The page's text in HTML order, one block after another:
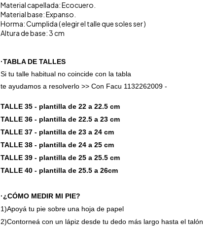
Material capellada: Ecocuero.
Material base: Expanso.
Horma: Cumplida ( elegir el talle que soles ser )
Altura de base: 3 cm
·TABLA DE TALLES
Si tu talle habitual no coincide con la tabla
te ayudamos a resolverlo >> Con Facu 1132262009 -
TALLE 35 - plantilla de 22 a 22.5 cm
TALLE 36 - plantilla de 22.5 a 23 cm
TALLE 37 - plantilla de 23 a 24 cm
TALLE 38 - plantilla de 24 a 25 cm
TALLE 39 - plantilla de 25 a 25.5 cm
TALLE 40 - plantilla de 25.5 a 26cm
·¿CÓMO MEDIR MI PIE?
1)Apoyá tu pie sobre una hoja de papel
2)Contorneá con un lápiz desde tu dedo más largo hasta el talón